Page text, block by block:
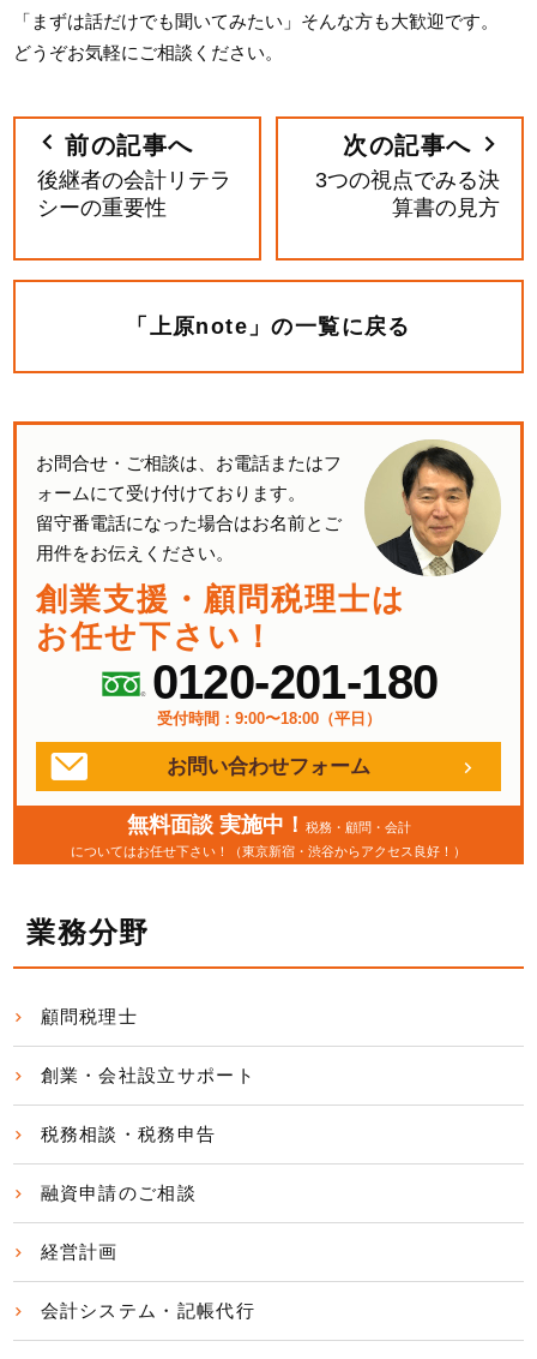
「まずは話だけでも聞いてみたい」そんな方も大歓迎です。
どうぞお気軽にご相談ください。
前の記事へ
後継者の会計リテラ
シーの重要性
次の記事へ
3つの視点でみる決
算書の見方
「上原note」の一覧に戻る
お問合せ・ご相談は、お電話またはフ
ォームにて受け付けております。
留守番電話になった場合はお名前とご
用件をお伝えください。
創業支援・顧問税理士は
お任せ下さい！
0120-201-180
受付時間：9:00〜18:00（平日）
お問い合わせフォーム
無料面談 実施中！ 税務・顧問・会計
についてはお任せ下さい！（東京新宿・渋谷からアクセス良好！）
業務分野
顧問税理士
創業・会社設立サポート
税務相談・税務申告
融資申請のご相談
経営計画
会計システム・記帳代行